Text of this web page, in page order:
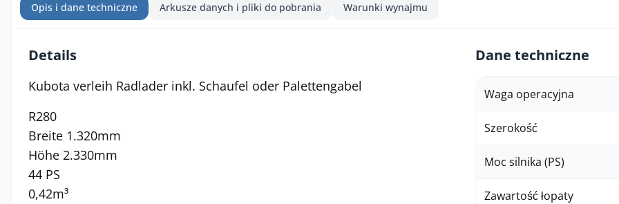
Opis i dane techniczne Arkusze danych i pliki do pobrania Warunki wynajmu
Details
Kubota verleih Radlader inkl. Schaufel oder Palettengabel
R280
Breite 1.320mm
Höhe 2.330mm
44 PS
0,42m³
Dane techniczne
Waga operacyjna
Szerokość
Moc silnika (PS)
Zawartość łopaty